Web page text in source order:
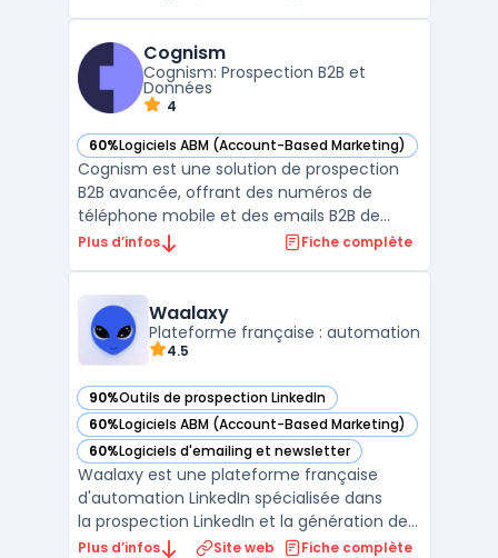
suivre en temps réel les parcours
utilisateurs, les page ...
Cognism
Cognism: Prospection B2B et
Données
4
60%Logiciels ABM (Account-Based Marketing)
— voir Cognism dans cette catégorie
Cognism est une solution de prospection
B2B avancée, offrant des numéros de
téléphone mobile et des emails B2B de
haute précision pour cibler efficacement
assure des leads qualifiés pour vos activités
commerciales.L ...
Plus d’infos Fiche complète
Waalaxy
Plateforme française : automation
4.5
90%Outils de prospection LinkedIn
— voir Waalaxy dans cette catégorie
60%Logiciels ABM (Account-Based Marketing)
— voir Waalaxy dans cette catégorie
60%Logiciels d'emailing et newsletter
— voir Waalaxy dans cette catégorie
Waalaxy est une plateforme française
d'automation LinkedIn spécialisée dans
la prospection LinkedIn et la génération de
leads B2B. Elle centralise l'automatisation
Plus d’infos Site web Fiche complète